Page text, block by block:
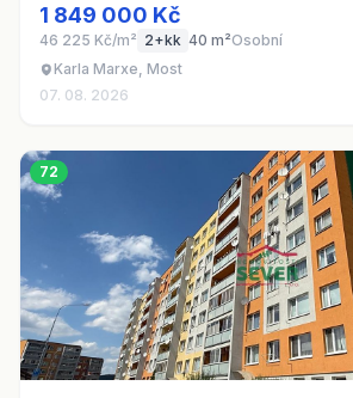
1 849 000 Kč
46 225 Kč/m² 2+kk 40 m²Osobní
Karla Marxe, Most
07. 08. 2026
72